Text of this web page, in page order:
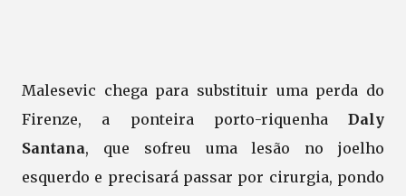
Malesevic chega para substituir uma perda do
Firenze, a ponteira porto-riquenha Daly
Santana, que sofreu uma lesão no joelho
esquerdo e precisará passar por cirurgia, pondo